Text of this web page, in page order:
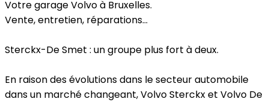
Votre garage Volvo à Bruxelles.
Vente, entretien, réparations...
Sterckx-De Smet : un groupe plus fort à deux.
En raison des évolutions dans le secteur automobile
dans un marché changeant, Volvo Sterckx et Volvo De